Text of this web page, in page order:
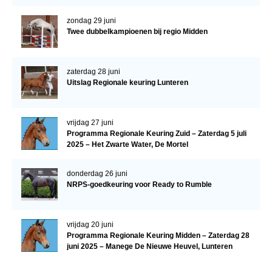
zondag 29 juni
Twee dubbelkampioenen bij regio Midden
zaterdag 28 juni
Uitslag Regionale keuring Lunteren
vrijdag 27 juni
Programma Regionale Keuring Zuid – Zaterdag 5 juli
2025 – Het Zwarte Water, De Mortel
donderdag 26 juni
NRPS-goedkeuring voor Ready to Rumble
vrijdag 20 juni
Programma Regionale Keuring Midden – Zaterdag 28
juni 2025 – Manege De Nieuwe Heuvel, Lunteren